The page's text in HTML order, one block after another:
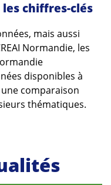
chiffres-clés
mais aussi
Normandie, les
disponibles à
comparaison
thématiques.